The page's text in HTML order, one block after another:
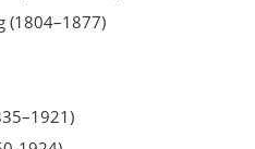
(1804–1877)